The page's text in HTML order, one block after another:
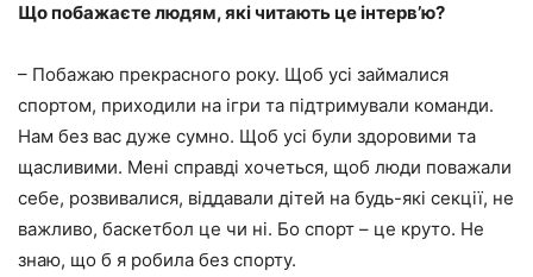
Що побажаєте людям, які читають це інтерв’ю?
– Побажаю прекрасного року. Щоб усі займалися
спортом, приходили на ігри та підтримували команди.
Нам без вас дуже сумно. Щоб усі були здоровими та
щасливими. Мені справді хочеться, щоб люди поважали
себе, розвивалися, віддавали дітей на будь-які секції, не
важливо, баскетбол це чи ні. Бо спорт – це круто. Не
знаю, що б я робила без спорту.